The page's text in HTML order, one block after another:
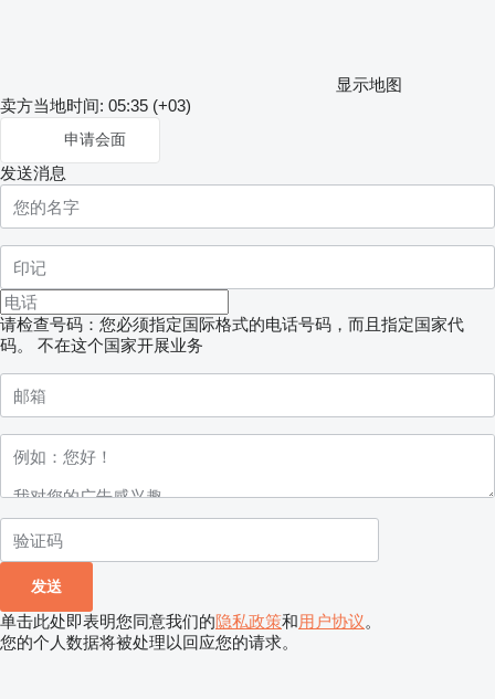
显示地图
卖方当地时间: 05:35 (+03)
申请会面
发送消息
请检查号码：您必须指定国际格式的电话号码，而且指定国家代
码。
不在这个国家开展业务
单击此处即表明您同意我们的隐私政策和用户协议。
您的个人数据将被处理以回应您的请求。